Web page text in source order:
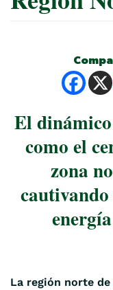
El
como el
zona
La región norte